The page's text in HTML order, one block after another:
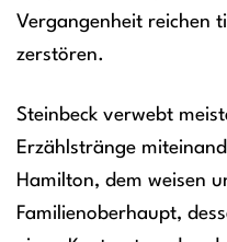
Vergangenheit reichen
zerstören.
Steinbeck verwebt
Erzählstränge
Hamilton, dem weisen
Familienoberhaupt,